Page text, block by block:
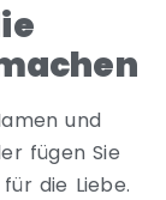
und
fügen Sie
die Liebe.